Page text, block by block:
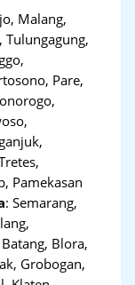
Malang,
Tulungagung,
Pare,
Pamekasan
:Semarang,
Blora,
Grobogan,